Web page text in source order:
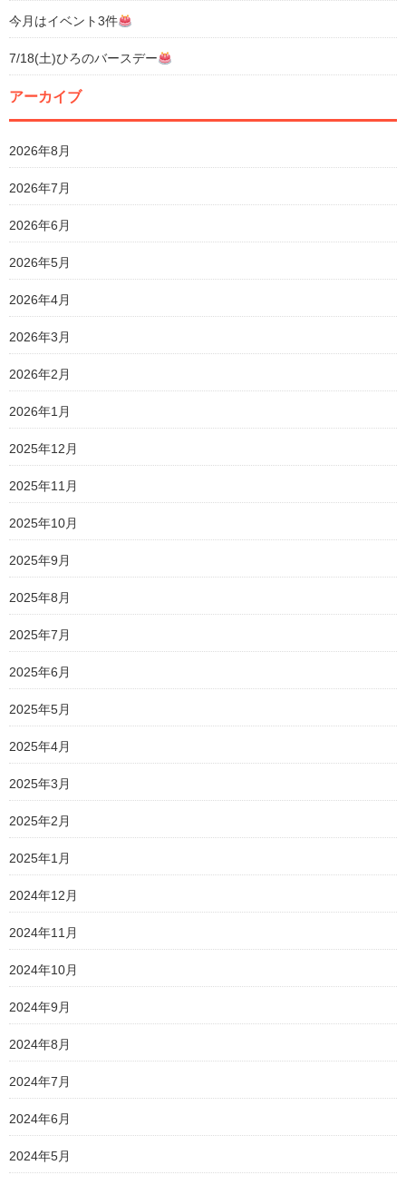
今月はイベント3件
7/18(土)ひろのバースデー
アーカイブ
2026年8月
2026年7月
2026年6月
2026年5月
2026年4月
2026年3月
2026年2月
2026年1月
2025年12月
2025年11月
2025年10月
2025年9月
2025年8月
2025年7月
2025年6月
2025年5月
2025年4月
2025年3月
2025年2月
2025年1月
2024年12月
2024年11月
2024年10月
2024年9月
2024年8月
2024年7月
2024年6月
2024年5月